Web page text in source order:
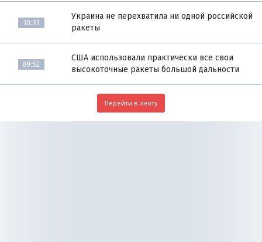
10:31
Украина не перехватила ни одной российской
ракеты
09:52
США использовали практически все свои
высокоточные ракеты большой дальности
Перейти в ленту